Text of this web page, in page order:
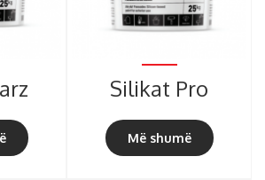
Silikat Pro
Më shumë